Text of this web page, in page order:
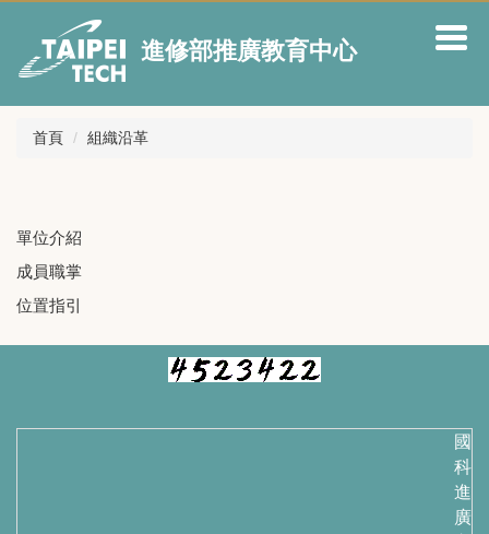
內
進修部推廣教育中心
首頁 組織沿革
單位介紹
成員職掌
位置指引
國
科
進
廣